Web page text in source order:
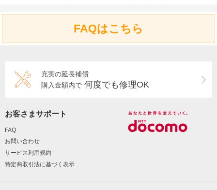
FAQはこちら
充実の延長補償
購入金額内で 何度でも修理OK
お客さまサポート
FAQ
お問い合わせ
サービス利用規約
特定商取引法に基づく表示